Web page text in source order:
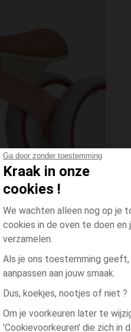
Ga door zonder toestemming
Kraak in onze
cookies !
We wachten alleen nog op je
cookies in de oven te doen en
verzamelen.
Als je ons toestemming geeft,
aanpassen aan jouw smaak.
Dus, koekjes, nootjes of niet ?
Om je voorkeuren later te
'Cookievoorkeuren' die zich in